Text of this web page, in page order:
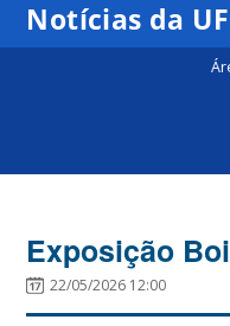
Notícias da
Exposição
22/05/2026 12:00